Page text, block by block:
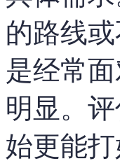
的路线
是经常
明显。
始更能